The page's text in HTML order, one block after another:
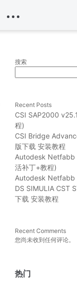
搜索
Recent Posts
CSI SAP2000
程)
CSI Bridge
版下载 安装教程
Autodesk Netfabb
活补丁+教程)
Autodesk Netfabb
DS SIMULIA CST
下载 安装教程
Recent Comments
您尚未收到任何评论。
热门